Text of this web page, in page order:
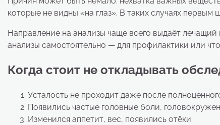
которые не видны «на глаз». В таких случаях
Направление на анализы чаще всего выдаёт
анализы самостоятельно — для профилактики или
Когда стоит не откладывать
Усталость не проходит даже после
Появились частые головные боли,
Изменился аппетит, вес, появились отёки.